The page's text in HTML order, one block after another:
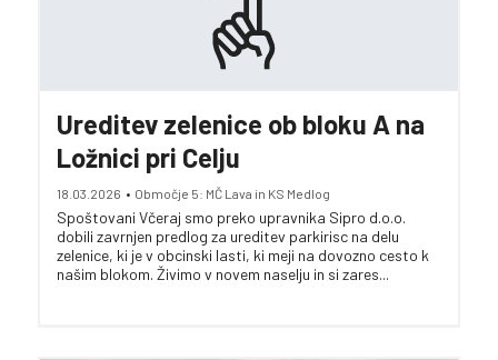
Ureditev zelenice ob bloku A na
Ložnici pri Celju
18.03.2026 • Območje 5: MČ Lava in KS Medlog
Spoštovani Včeraj smo preko upravnika Sipro d.o.o.
dobili zavrnjen predlog za ureditev parkirisc na delu
zelenice, ki je v obcinski lasti, ki meji na dovozno cesto k
našim blokom. Živimo v novem naselju in si zares...